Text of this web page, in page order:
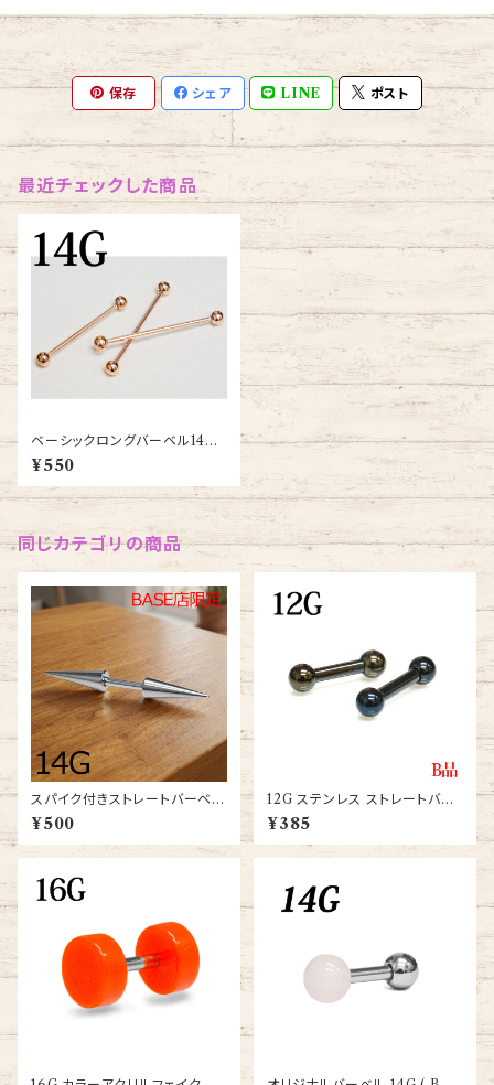
保存 シェア LINE ポスト
最近チェックした商品
ベーシックロングバーベル14G
(GRB-14G-RG)
¥550
同じカテゴリの商品
スパイク付きストレートバーベル
14G (BB-ST028-31-14G-S
S)
¥500
12G ステンレス ストレートバー
ベル(BB-ST003-10-12G-B
K)
¥385